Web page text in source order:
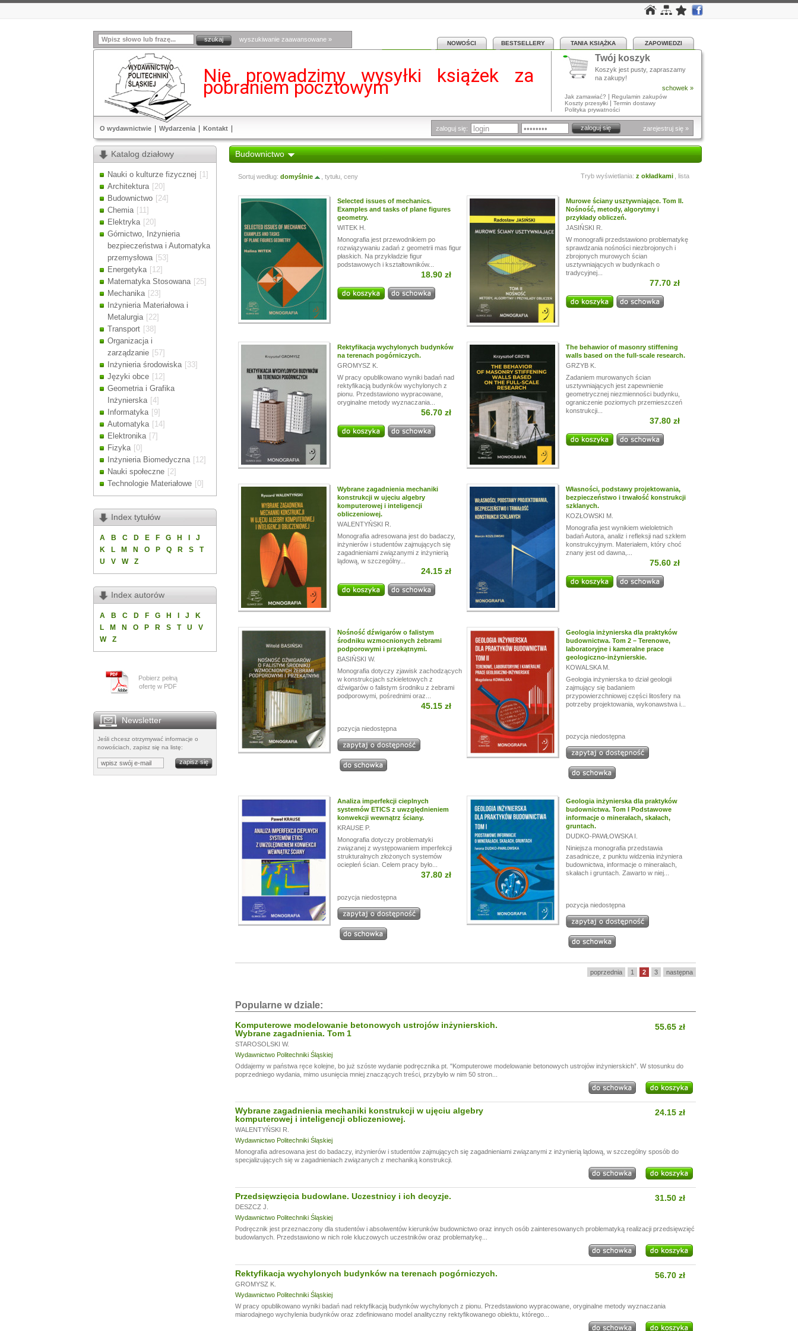
wyszukiwanie zaawansowane »
NOWOŚCI BESTSELLERY TANIA KSIĄŻKA ZAPOWIEDZI
Nie prowadzimy wysyłki książek za
pobraniem pocztowym
Drodzy Klienci!
Ze względu na przerwę wakacyjną, w dniach od13.07.
zamówienia mogą być realizowane z opóźnieniem.
Dziękujemy za wyrozumiałość.
Twój koszyk
Koszyk jest pusty, zapraszamy
na zakupy!
schowek »
Jak zamawiać? | Regulamin zakupów
Koszty przesyłki | Termin dostawy
Polityka prywatności
O wydawnictwie Wydarzenia Kontakt zaloguj się: zarejestruj się »
Katalog działowy
Nauki o kulturze fizycznej [1]
Architektura [20]
Budownictwo [24]
Chemia [11]
Elektryka [20]
Górnictwo, Inżynieria
bezpieczeństwa i Automatyka
przemysłowa [53]
Energetyka [12]
Matematyka Stosowana [25]
Mechanika [23]
Inżynieria Materiałowa i
Metalurgia [22]
Transport [38]
Organizacja i
zarządzanie [57]
Inżynieria środowiska [33]
Języki obce [12]
Geometria i Grafika
Inżynierska [4]
Informatyka [9]
Automatyka [14]
Elektronika [7]
Fizyka [0]
Inżynieria Biomedyczna [12]
Nauki społeczne [2]
Technologie Materiałowe [0]
Index tytułów
A B C D E F G H
J
K
L M N O P Q R S
T
U
V W Z
Index autorów
A B C D F G H J
K
L
M N O P R S T U
V
W
Z
Pobierz pełną
ofertę w PDF
Newsletter
Jeśli chcesz otrzymywać informacje o
nowościach, zapisz się na listę:
Budownictwo
Sortuj według: domyślnie tytułu, ceny Tryb wyświetlania: z okładkami lista
Selected issues of mechanics.
Examples and tasks of plane figures
geometry.
WITEK H.
Monografia jest przewodnikiem po
rozwiązywaniu zadań z geometrii mas figur
płaskich. Na przykładzie figur
podstawowych i kształtowników...
18.90 zł
Murowe ściany usztywniające. Tom II.
Nośność, metody, algorytmy i
przykłady obliczeń.
JASIŃSKI R.
W monografii przedstawiono problematykę
sprawdzania nośności niezbrojonych i
zbrojonych murowych ścian
usztywniających w budynkach o
tradycyjnej...
77.70 zł
Rektyfikacja wychylonych budynków
na terenach pogórniczych.
GROMYSZ K.
W pracy opublikowano wyniki badań nad
rektyfikacją budynków wychylonych z
pionu. Przedstawiono wypracowane,
oryginalne metody wyznaczania...
56.70 zł
The behawior of masonry stiffening
walls based on the full-scale research.
GRZYB K.
Zadaniem murowanych ścian
usztywniających jest zapewnienie
geometrycznej niezmienności budynku,
ograniczenie poziomych przemieszczeń
konstrukcji...
37.80 zł
Wybrane zagadnienia mechaniki
konstrukcji w ujęciu algebry
komputerowej i inteligencji
obliczeniowej.
WALENTYŃSKI R.
Monografia adresowana jest do badaczy,
inżynierów i studentów zajmujących się
zagadnieniami związanymi z inżynierią
lądową, w szczególny...
24.15 zł
Własności, podstawy projektowania,
bezpieczeństwo i trwałość konstrukcji
szklanych.
KOZŁOWSKI M.
Monografia jest wynikiem wieloletnich
badań Autora, analiz i refleksji nad szkłem
konstrukcyjnym. Materiałem, który choć
znany jest od dawna,...
75.60 zł
Nośność dźwigarów o falistym
środniku wzmocnionych żebrami
podporowymi i przekątnymi.
BASIŃSKI W.
Monografia dotyczy zjawisk zachodzących
w konstrukcjach szkieletowych z
dźwigarów o falistym środniku z żebrami
podporowymi, pośrednimi oraz...
45.15 zł
pozycja niedostępna
Geologia inżynierska dla praktyków
budownictwa. Tom 2 – Terenowe,
laboratoryjne i kameralne prace
geologiczno-inżynierskie.
KOWALSKA M.
Geologia inżynierska to dział geologii
zajmujący się badaniem
przypowierzchniowej części litosfery na
potrzeby projektowania, wykonawstwa i...
pozycja niedostępna
Analiza imperfekcji cieplnych
systemów ETICS z uwzględnieniem
konwekcji wewnątrz ściany.
KRAUSE P.
Monografia dotyczy problematyki
związanej z występowaniem imperfekcji
strukturalnych złożonych systemów
ociepleń ścian. Celem pracy było...
37.80 zł
pozycja niedostępna
Geologia inżynierska dla praktyków
budownictwa. Tom I Podstawowe
informacje o minerałach, skałach,
gruntach.
DUDKO-PAWŁOWSKA I.
Niniejsza monografia przedstawia
zasadnicze, z punktu widzenia inżyniera
budownictwa, informacje o minerałach,
skałach i gruntach. Zawarto w niej...
pozycja niedostępna
poprzednia 1 2 3 następna
Popularne w dziale:
Komputerowe modelowanie betonowych ustrojów inżynierskich.
Wybrane zagadnienia. Tom 1
STAROSOLSKI W.
Wydawnictwo Politechniki Śląskiej
55.65 zł
Oddajemy w państwa ręce kolejne, bo już szóste wydanie podręcznika pt. "Komputerowe modelowanie betonowych ustrojów inżynierskich”. W stosunku do
poprzedniego wydania, mimo usunięcia mniej znaczących treści, przybyło w nim 50 stron...
Wybrane zagadnienia mechaniki konstrukcji w ujęciu algebry
komputerowej i inteligencji obliczeniowej.
WALENTYŃSKI R.
Wydawnictwo Politechniki Śląskiej
24.15 zł
Monografia adresowana jest do badaczy, inżynierów i studentów zajmujących się zagadnieniami związanymi z inżynierią lądową, w szczególny sposób do
specjalizujących się w zagadnieniach związanych z mechaniką konstrukcji.
Przedsięwzięcia budowlane. Uczestnicy i ich decyzje.
DESZCZ J.
Wydawnictwo Politechniki Śląskiej
31.50 zł
Podręcznik jest przeznaczony dla studentów i absolwentów kierunków budownictwo oraz innych osób zainteresowanych problematyką realizacji przedsięwzięć
budowlanych. Przedstawiono w nich role kluczowych uczestników oraz problematykę...
Rektyfikacja wychylonych budynków na terenach pogórniczych.
GROMYSZ K.
Wydawnictwo Politechniki Śląskiej
56.70 zł
W pracy opublikowano wyniki badań nad rektyfikacją budynków wychylonych z pionu. Przedstawiono wypracowane, oryginalne metody wyznaczania
miarodajnego wychylenia budynków oraz zdefiniowano model analityczny rektyfikowanego obiektu, którego...